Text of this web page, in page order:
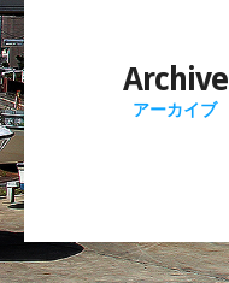
Archive
アーカイブ